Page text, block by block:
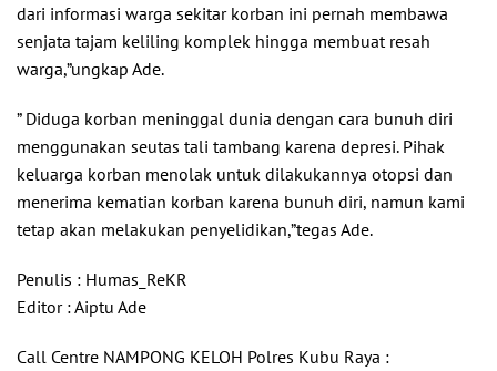
dari informasi warga sekitar korban ini pernah membawa
senjata tajam keliling komplek hingga membuat resah
warga,”ungkap Ade.
” Diduga korban meninggal dunia dengan cara bunuh diri
menggunakan seutas tali tambang karena depresi. Pihak
keluarga korban menolak untuk dilakukannya otopsi dan
menerima kematian korban karena bunuh diri, namun kami
tetap akan melakukan penyelidikan,”tegas Ade.
Penulis : Humas_ReKR
Editor : Aiptu Ade
Call Centre NAMPONG KELOH Polres Kubu Raya :